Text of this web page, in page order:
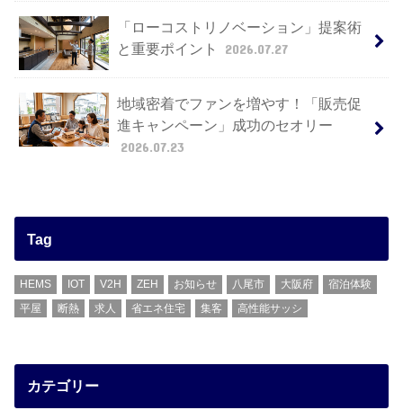
「ローコストリノベーション」提案術
と重要ポイント
2026.07.27
地域密着でファンを増やす！「販売促
進キャンペーン」成功のセオリー
2026.07.23
Tag
HEMS IOT V2H ZEH お知らせ 八尾市 大阪府
宿泊体験
平屋
断熱 求人 省エネ住宅 集客 高性能サッシ
カテゴリー